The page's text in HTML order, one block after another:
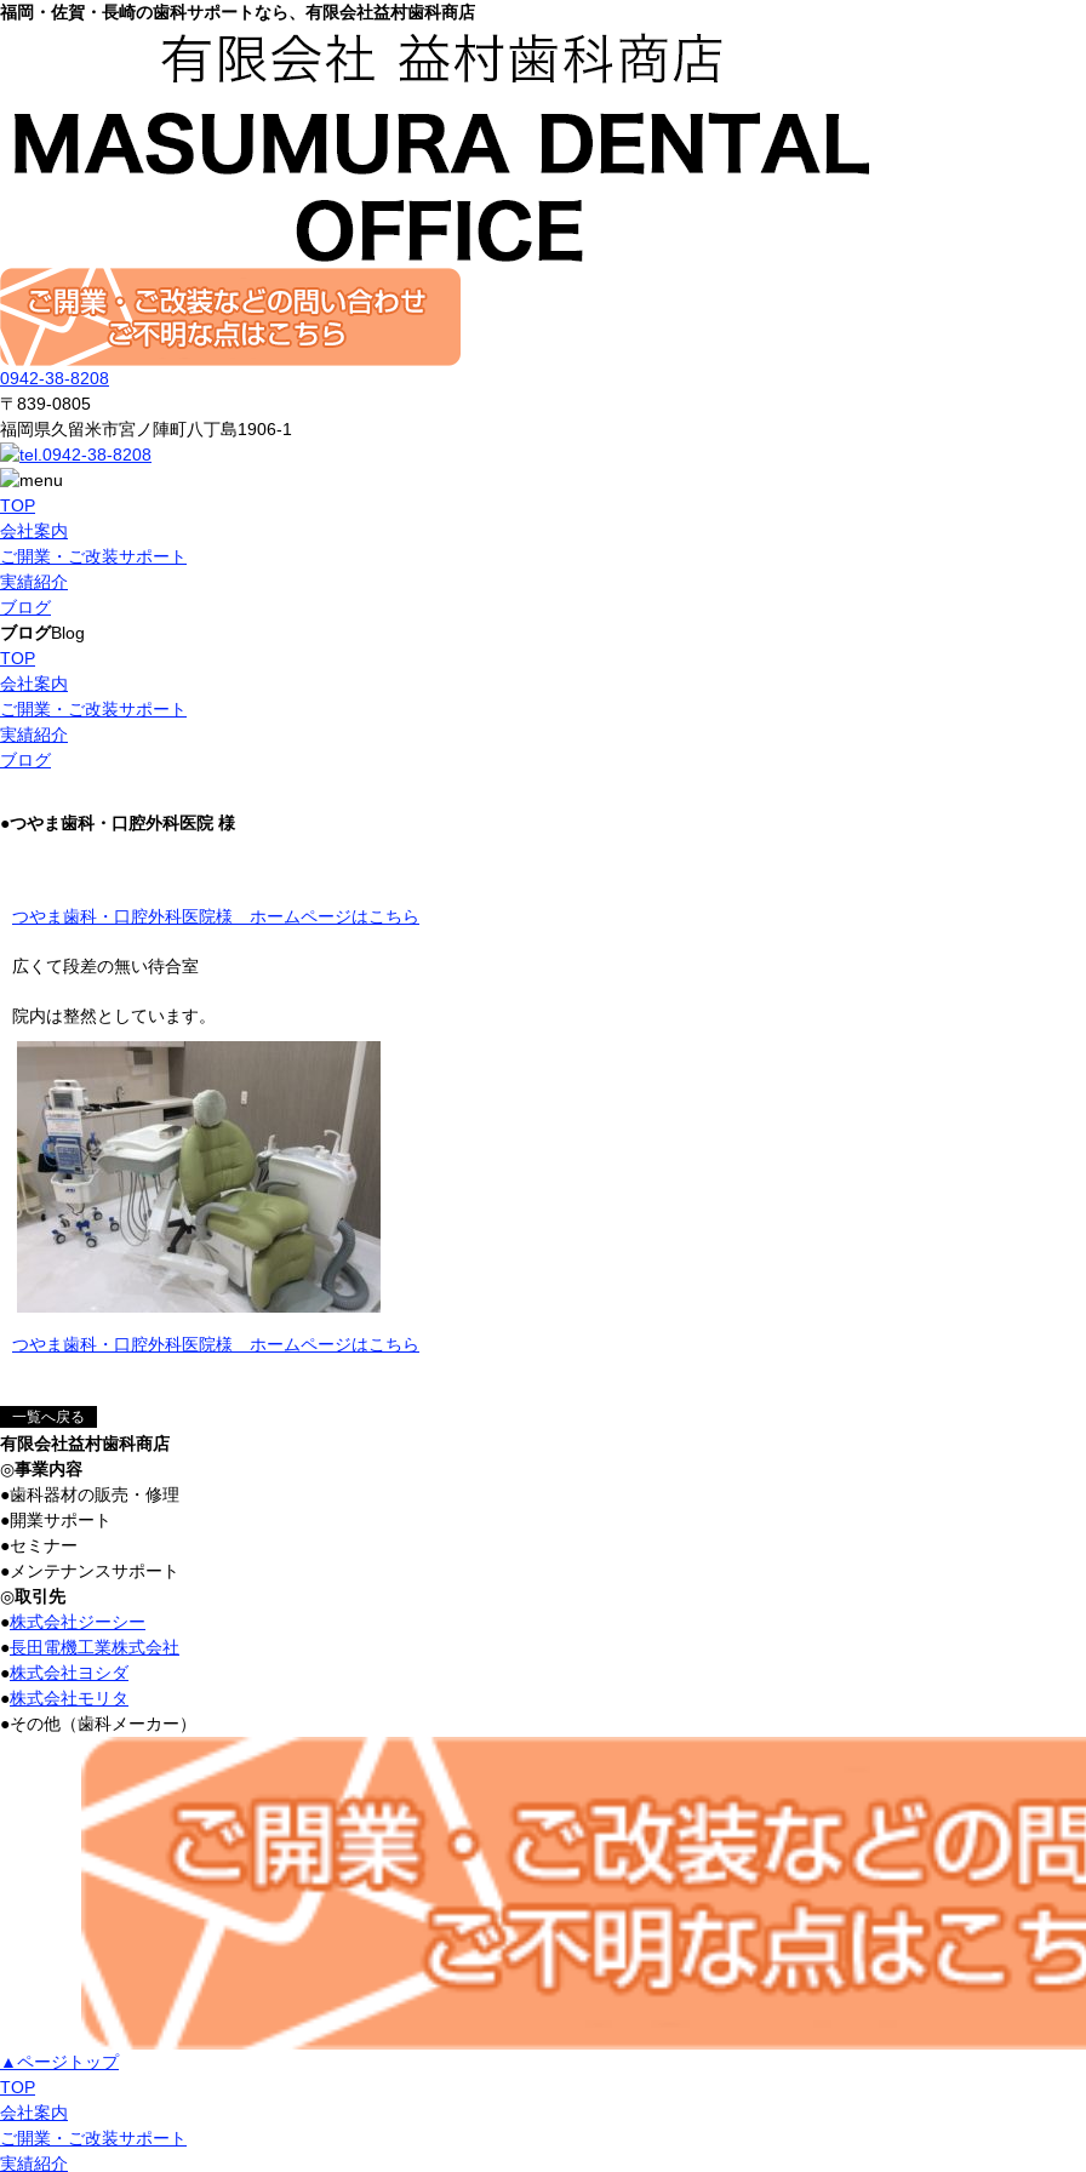
福岡・佐賀・長崎の歯科サポートなら、有限会社益村歯科商店
0942-38-8208
〒839-0805
福岡県久留米市宮ノ陣町八丁島1906-1
TOP
会社案内
ご開業・ご改装サポート
実績紹介
ブログ
ブログBlog
TOP
会社案内
ご開業・ご改装サポート
実績紹介
ブログ
●つやま歯科・口腔外科医院 様
つやま歯科・口腔外科医院様 ホームページはこちら
広くて段差の無い待合室
院内は整然としています。
つやま歯科・口腔外科医院様 ホームページはこちら
一覧へ戻る
有限会社益村歯科商店
◎事業内容
●歯科器材の販売・修理
●開業サポート
●セミナー
● メンテナンスサポート
◎取引先
●株式会社ジーシー
●長田電機工業株式会社
●株式会社ヨシダ
●株式会社モリタ
●その他（歯科メーカー）
▲ページトップ
TOP
会社案内
ご開業・ご改装サポート
実績紹介